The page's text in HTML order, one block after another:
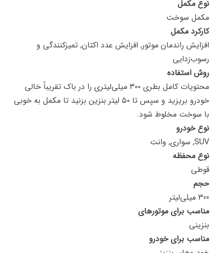
نوع مکمل
مکمل سوخت
کارکرد مکمل
افزایش راندمان موتور, افزایش عدد اکتان, تمیزکنندگی و
رسوب‌زدایی
روش استفاده
محتویات کامل بطری ۳۰۰ میلی‌لیتری را در باک تقریباً خالی
خودرو بریزید و سپس تا ۵۰ لیتر بنزین بزنید تا مکمل به خوبی
با سوخت مخلوط شود.
نوع خودرو
SUV, سواری, وانت
نوع محفظه
قوطی
حجم
300 میلی‌لیتر
مناسب برای موتورهای
بنزینی
مناسب برای خودرو